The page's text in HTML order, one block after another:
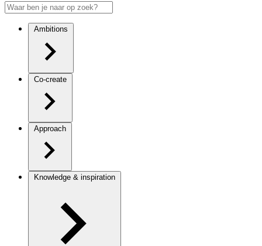
Ambitions
Co-create
Approach
Knowledge & inspiration